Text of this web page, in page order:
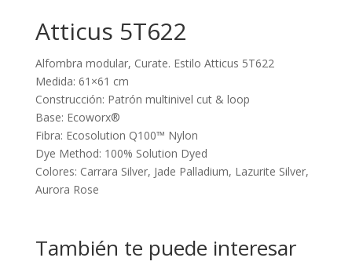
Atticus 5T622
Alfombra modular, Curate. Estilo Atticus 5T622
Medida: 61×61 cm
Construcción: Patrón multinivel cut & loop
Base: Ecoworx®
Fibra: Ecosolution Q100™ Nylon
Dye Method: 100% Solution Dyed
Colores: Carrara Silver, Jade Palladium, Lazurite Silver,
Aurora Rose
También te puede interesar